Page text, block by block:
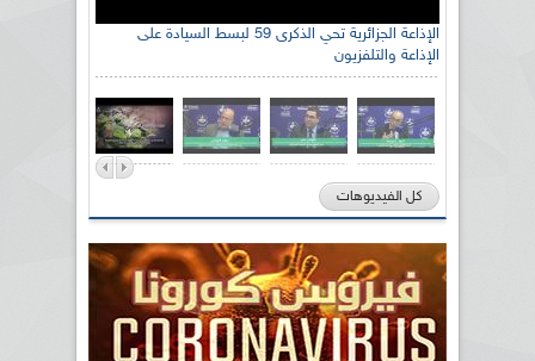
الإذاعة الجزائرية تحي الذكرى 59 لبسط السيادة على
الإذاعة والتلفزيون
كل الفيديوهات